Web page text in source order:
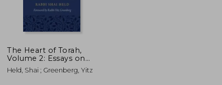
The Heart of Torah,
Volume 2: Essays on
the Weekly Torah
Portion: Leviticus,
Held, Shai ; Greenberg, Yitz